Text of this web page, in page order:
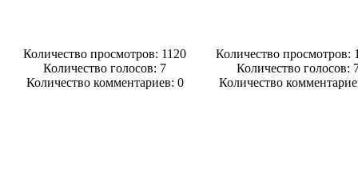
Количество просмотров: 1120
Количество голосов: 7
Количество комментариев: 0
Количество просмотров:
Количество голосов:
Количество